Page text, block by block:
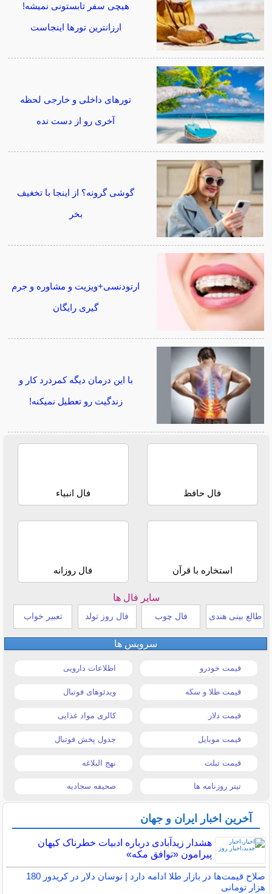
هیچی سفر تابستونی نمیشه!
ارزانترین تورها اینجاست
تورهای داخلی و خارجی لحظه
آخری رو از دست نده
گوشی گرونه؟ از اینجا با تخغیف
بخر
ارتودنسی+ویزیت و مشاوره و جرم
گیری رایگان
با این درمان دیگه کمردرد کار و
زندگیت رو تعطیل نمیکنه!
فال حافظ فال انبیاء
استخاره با قرآن فال روزانه
سایر فال ها
طالع بینی هندی فال چوب فال روز تولد تعبیر خواب
سرویس ها
قیمت خودرو اطلاعات دارویی
قیمت طلا و سکه ویدئوهای فوتبال
قیمت دلار کالری مواد غذایی
قیمت موبایل جدول پخش فوتبال
قیمت تبلت نهج البلاغه
تیتر روزنامه ها صحیفه سجادیه
آخرین اخبار ایران و جهان
هشدار زیدآبادی درباره ادبیات خطرناک کیهان
پیرامون «توافق مکه»
صلاح قیمت‌ها در بازار طلا ادامه دارد | نوسان دلار در کریدور 180
هزار تومانی